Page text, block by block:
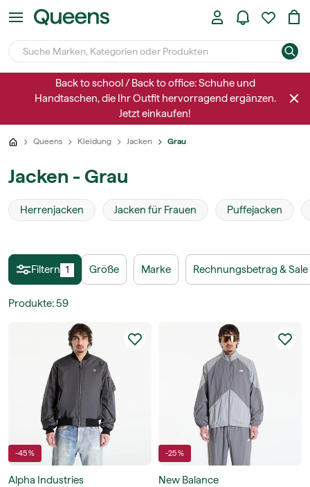
Back to school / Back to office: Schuhe und
Handtaschen, die Ihr Outfit hervorragend ergänzen.
Jetzt einkaufen!
Queens Kleidung Jacken Grau
Jacken - Grau
Herrenjacken Jacken für Frauen Puffejacken
Filtern 1 Größe Marke Rechnungsbetrag & Sale
Produkte:59
-45 %
Alpha Industries
-25 %
New Balance